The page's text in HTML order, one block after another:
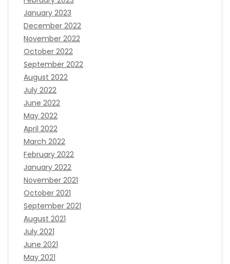
January 2023
December 2022
November 2022
October 2022
September 2022
August 2022
July 2022
June 2022
May 2022
April 2022
March 2022
February 2022
January 2022
November 2021
October 2021
September 2021
August 2021
July 2021
June 2021
May 2021